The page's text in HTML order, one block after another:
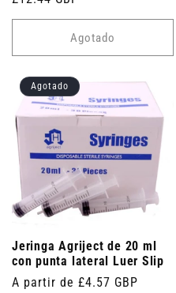
habitual
Agotado
Agotado
Jeringa Agriject de 20 ml
con punta lateral Luer Slip
Precio
A partir de £4.57 GBP